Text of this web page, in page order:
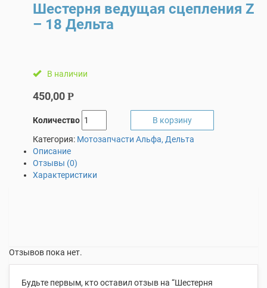
Шестерня ведущая сцепления Z
– 18 Дельта
В наличии
450,00 Р
Количество
В корзину
Категория: Мотозапчасти Альфа, Дельта
Описание
Отзывы (0)
Характеристики
Отзывов пока нет.
Будьте первым, кто оставил отзыв на “Шестерня